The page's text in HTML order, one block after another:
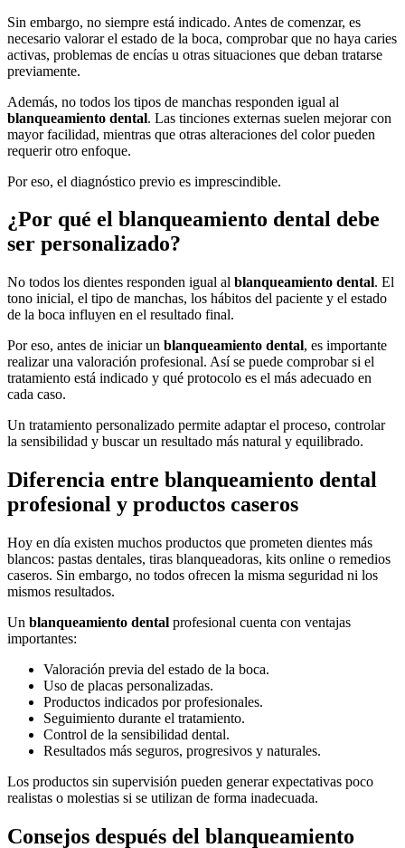
Sin embargo, no siempre está indicado. Antes de comenzar, es
necesario valorar el estado de la boca, comprobar que no haya caries
activas, problemas de encías u otras situaciones que deban tratarse
previamente.
Además, no todos los tipos de manchas responden igual al
blanqueamiento dental. Las tinciones externas suelen mejorar con
mayor facilidad, mientras que otras alteraciones del color pueden
requerir otro enfoque.
Por eso, el diagnóstico previo es imprescindible.
¿Por qué el blanqueamiento dental debe
ser personalizado?
No todos los dientes responden igual al blanqueamiento dental. El
tono inicial, el tipo de manchas, los hábitos del paciente y el estado
de la boca influyen en el resultado final.
Por eso, antes de iniciar un blanqueamiento dental, es importante
realizar una valoración profesional. Así se puede comprobar si el
tratamiento está indicado y qué protocolo es el más adecuado en
cada caso.
Un tratamiento personalizado permite adaptar el proceso, controlar
la sensibilidad y buscar un resultado más natural y equilibrado.
Diferencia entre blanqueamiento dental
profesional y productos caseros
Hoy en día existen muchos productos que prometen dientes más
blancos: pastas dentales, tiras blanqueadoras, kits online o remedios
caseros. Sin embargo, no todos ofrecen la misma seguridad ni los
mismos resultados.
Un blanqueamiento dental profesional cuenta con ventajas
importantes:
Valoración previa del estado de la boca.
Uso de placas personalizadas.
Productos indicados por profesionales.
Seguimiento durante el tratamiento.
Control de la sensibilidad dental.
Resultados más seguros, progresivos y naturales.
Los productos sin supervisión pueden generar expectativas poco
realistas o molestias si se utilizan de forma inadecuada.
Consejos después del blanqueamiento